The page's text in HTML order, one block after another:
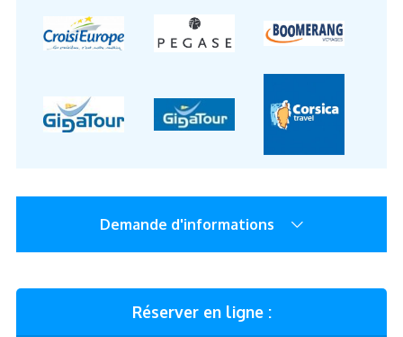
Réserver en ligne :
Demande d'informations